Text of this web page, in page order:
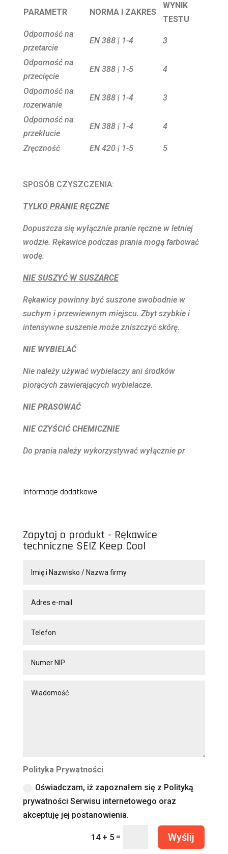
PARAMETR NORMA I ZAKRES
WYNIK
TESTU
Odporność na
przetarcie
EN 388 | 1-4 3
Odporność na
przecięcie
EN 388 | 1-5 4
Odporność na
rozerwanie
EN 388 | 1-4 3
Odporność na
przekłucie
EN 388 | 1-4 4
Zręczność EN 420 | 1-5 5
SPOSÓB CZYSZCZENIA:
TYLKO PRANIE RĘCZNE
Dopuszcza się wyłącznie pranie ręczne w letniej
wodzie. Rękawice podczas prania mogą farbować
wodę.
NIE SUSZYĆ W SUSZARCE
Rękawicy powinny być suszone swobodnie w
suchym i przewiewnym miejscu. Zbyt szybkie i
intensywne suszenie może zniszczyć skórę.
NIE WYBIELAĆ
Nie należy używać wybielaczy ani środków
piorących zawierających wybielacze.
NIE PRASOWAĆ
NIE CZYŚCIĆ CHEMICZNIE
Do prania należy wykorzystywać wyłącznie pr
Informacje dodatkowe
Zapytaj o produkt - Rękawice
techniczne SEIZ Keep Cool
Polityka Prywatności
Oświadczam, iż zapoznałem się z Polityką
prywatności Serwisu internetowego oraz
akceptuję jej postanowienia.
14 + 5 = Wyślij